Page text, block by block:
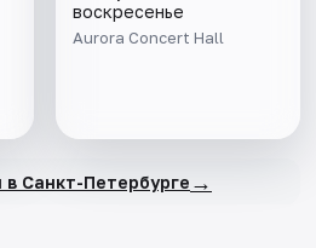
воскресенье
Aurora Concert Hall
в Санкт-Петербурге →